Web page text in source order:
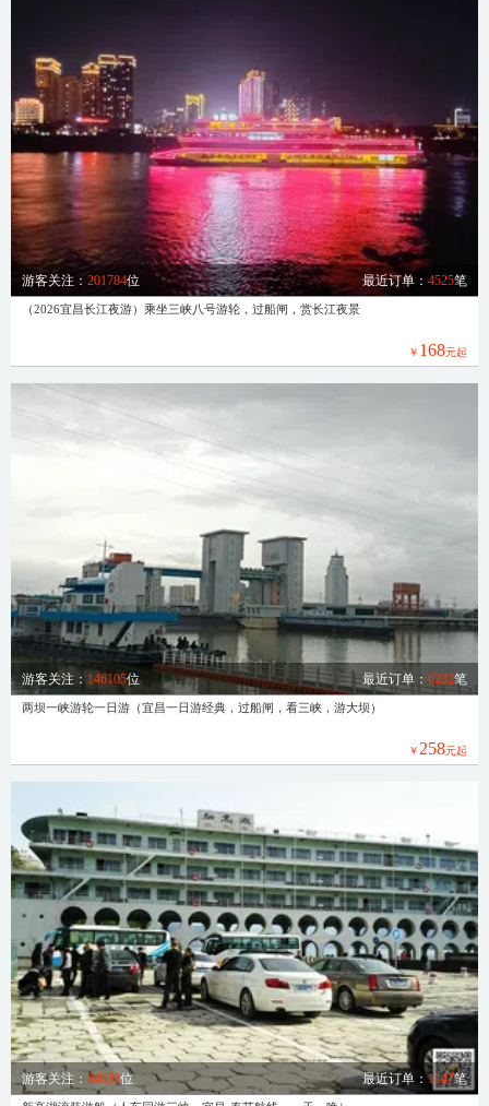
游客关注： 201784位 最近订单： 4525笔
（2026宜昌长江夜游）乘坐三峡八号游轮，过船闸，赏长江夜景
￥ 168元起
游客关注： 146105位 最近订单： 6232笔
两坝一峡游轮一日游（宜昌一日游经典，过船闸，看三峡，游大坝）
￥ 258元起
游客关注： 84630位 最近订单：1147笔